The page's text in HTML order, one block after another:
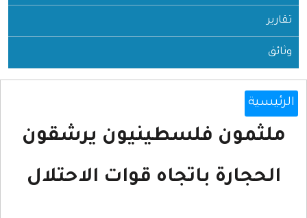
تقارير
وثائق
الرئيسية
ملثمون فلسطينيون يرشقون
الحجارة باتجاه قوات الاحتلال